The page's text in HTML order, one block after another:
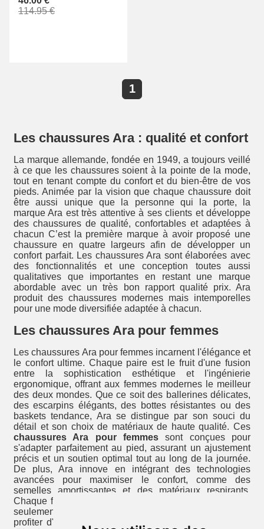
Les chaussures Ara : qualité et confort
La marque allemande, fondée en 1949, a toujours veillé
à ce que les chaussures soient à la pointe de la mode,
tout en tenant compte du confort et du bien-être de vos
pieds. Animée par la vision que chaque chaussure doit
être aussi unique que la personne qui la porte, la
marque Ara est très attentive à ses clients et développe
des chaussures de qualité, confortables et adaptées à
chacun C’est la première marque à avoir proposé une
chaussure en quatre largeurs afin de développer un
confort parfait. Les chaussures Ara sont élaborées avec
des fonctionnalités et une conception toutes aussi
qualitatives que importantes en restant une marque
abordable avec un très bon rapport qualité prix. Ara
produit des chaussures modernes mais intemporelles
pour une mode diversifiée adaptée à chacun.
Les chaussures Ara pour femmes
Les chaussures Ara pour femmes incarnent l'élégance et
le confort ultime. Chaque paire est le fruit d'une fusion
entre la sophistication esthétique et l'ingénierie
ergonomique, offrant aux femmes modernes le meilleur
des deux mondes. Que ce soit des ballerines délicates,
des escarpins élégants, des bottes résistantes ou des
baskets tendance, Ara se distingue par son souci du
détail et son choix de matériaux de haute qualité. Ces
chaussures Ara pour femmes sont conçues pour
s'adapter parfaitement au pied, assurant un ajustement
précis et un soutien optimal tout au long de la journée.
De plus, Ara innove en intégrant des technologies
avancées pour maximiser le confort, comme des
semelles amortissantes et des matériaux respirants.
Chaque femme qui porte des chaussures Ara peut non
seulement exprimer son style personnel, mais aussi
profiter d'une expérience de marche sans égal, faisant
114.95 €
1